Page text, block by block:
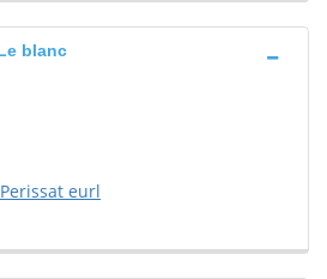
blanc
Perissat eurl